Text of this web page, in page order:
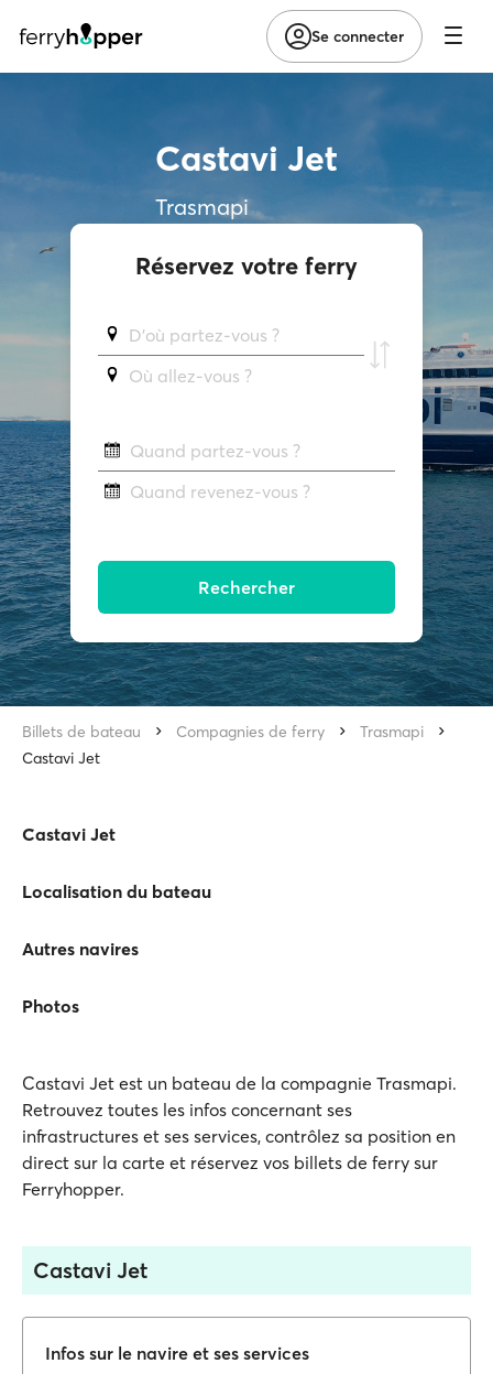
Se connecter
Castavi Jet
Trasmapi
Réservez votre ferry
D'où partez-vous ?
Où allez-vous ?
Quand partez-vous ?
Quand revenez-vous ?
Rechercher
Billets de bateau Compagnies de ferry
Trasmapi
Castavi Jet
Castavi Jet
Localisation du bateau
Autres navires
Photos
Castavi Jet est un bateau de la compagnie Trasmapi.
Retrouvez toutes les infos concernant ses
infrastructures et ses services, contrôlez sa position en
direct sur la carte et réservez vos billets de ferry sur
Ferryhopper.
Castavi Jet
Infos sur le navire et ses services